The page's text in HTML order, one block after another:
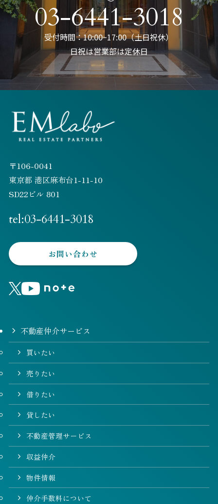
03-6441-3018
受付時間：10:00~17:00（土日祝休）
日祝は営業部は定休日
〒106-0041
東京都 港区麻布台1-11-10
SD22ビル 801
tel:03-6441-3018
お問い合わせ
不動産仲介サービス
買いたい
売りたい
借りたい
貸したい
不動産管理サービス
収益仲介
物件情報
仲介手数料について